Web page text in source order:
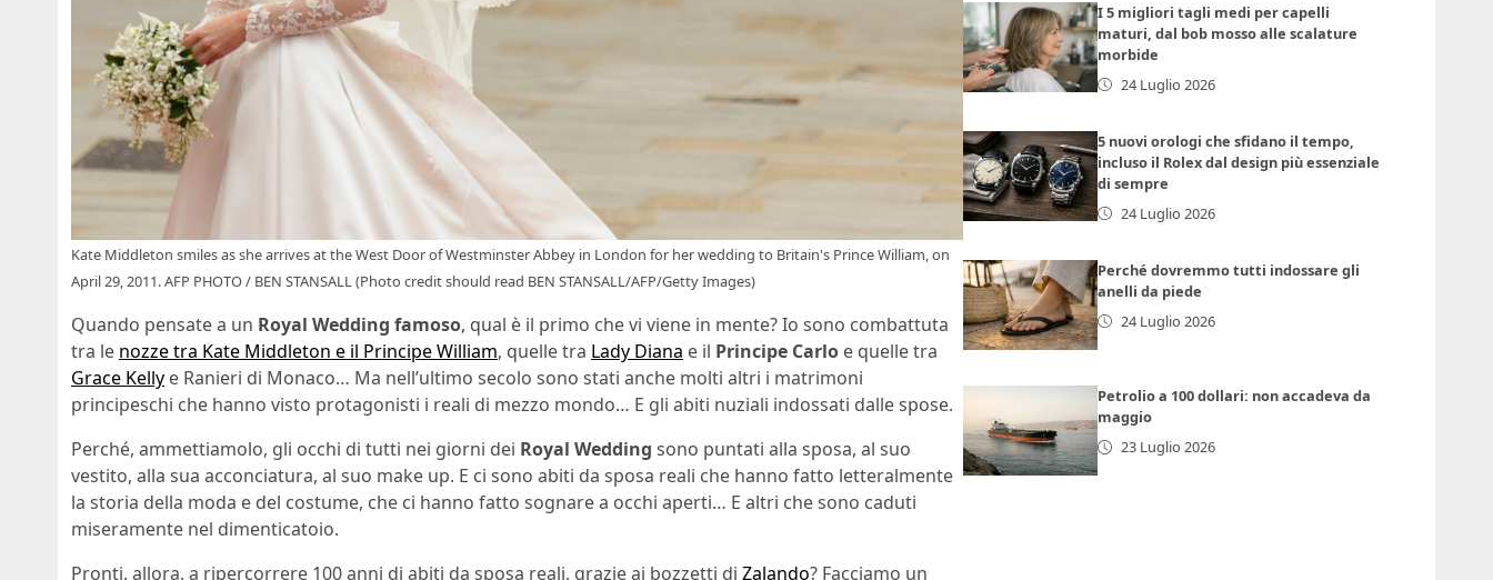
Kate Middleton smiles as she arrives at the West Door of Westminster Abbey in London for her wedding to Britain's Prince William, on
April 29, 2011. AFP PHOTO / BEN STANSALL (Photo credit should read BEN STANSALL/AFP/Getty Images)
Quando pensate a un Royal Wedding famoso, qual è il primo che vi viene in mente? Io sono combattuta
tra le nozze tra Kate Middleton e il Principe William, quelle tra Lady Diana e il Principe Carlo e quelle tra
Grace Kelly e Ranieri di Monaco… Ma nell’ultimo secolo sono stati anche molti altri i matrimoni
principeschi che hanno visto protagonisti i reali di mezzo mondo… E gli abiti nuziali indossati dalle spose.
Perché, ammettiamolo, gli occhi di tutti nei giorni dei Royal Wedding sono puntati alla sposa, al suo
vestito, alla sua acconciatura, al suo make up. E ci sono abiti da sposa reali che hanno fatto letteralmente
la storia della moda e del costume, che ci hanno fatto sognare a occhi aperti… E altri che sono caduti
miseramente nel dimenticatoio.
Pronti, allora, a ripercorrere 100 anni di abiti da sposa reali, grazie ai bozzetti di Zalando? Facciamo un
I 5 migliori tagli medi per capelli
maturi, dal bob mosso alle scalature
morbide
24 Luglio 2026
5 nuovi orologi che sfidano il tempo,
incluso il Rolex dal design più essenziale
di sempre
24 Luglio 2026
Perché dovremmo tutti indossare gli
anelli da piede
24 Luglio 2026
Petrolio a 100 dollari: non accadeva da
maggio
23 Luglio 2026